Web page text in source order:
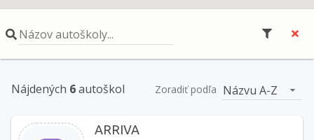
Názov autoškoly...
Nájdených 6autoškol Zoradiť podľa Názvu A-Z
ARRIVA